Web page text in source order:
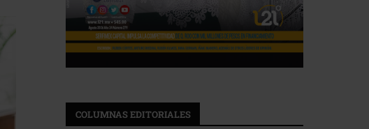
COLUMNAS EDITORIALES